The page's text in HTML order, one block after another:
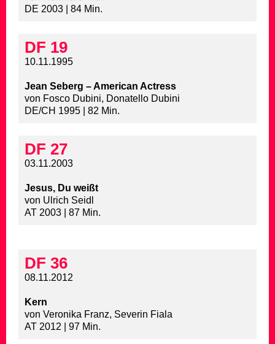
DE 2003 | 84 Min.
DF 19
10.11.1995
Jean Seberg – American Actress
von Fosco Dubini, Donatello Dubini
DE/CH 1995 | 82 Min.
DF 27
03.11.2003
Jesus, Du weißt
von Ulrich Seidl
AT 2003 | 87 Min.
DF 36
08.11.2012
Kern
von Veronika Franz, Severin Fiala
AT 2012 | 97 Min.